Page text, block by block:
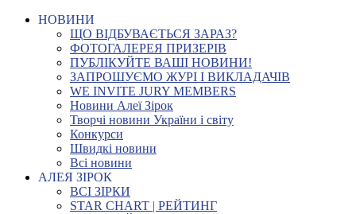
НОВИНИ
ЩО ВІДБУВАЄТЬСЯ ЗАРАЗ?
ФОТОГАЛЕРЕЯ ПРИЗЕРІВ
ПУБЛІКУЙТЕ ВАШІ НОВИНИ!
ЗАПРОШУЄМО ЖУРІ І ВИКЛАДАЧІВ
WE INVITE JURY MEMBERS
Новини Алеї Зірок
Творчі новини України і світу
Конкурси
Швидкі новини
Всі новини
АЛЕЯ ЗІРОК
ВСІ ЗІРКИ
STAR CHART | РЕЙТИНГ